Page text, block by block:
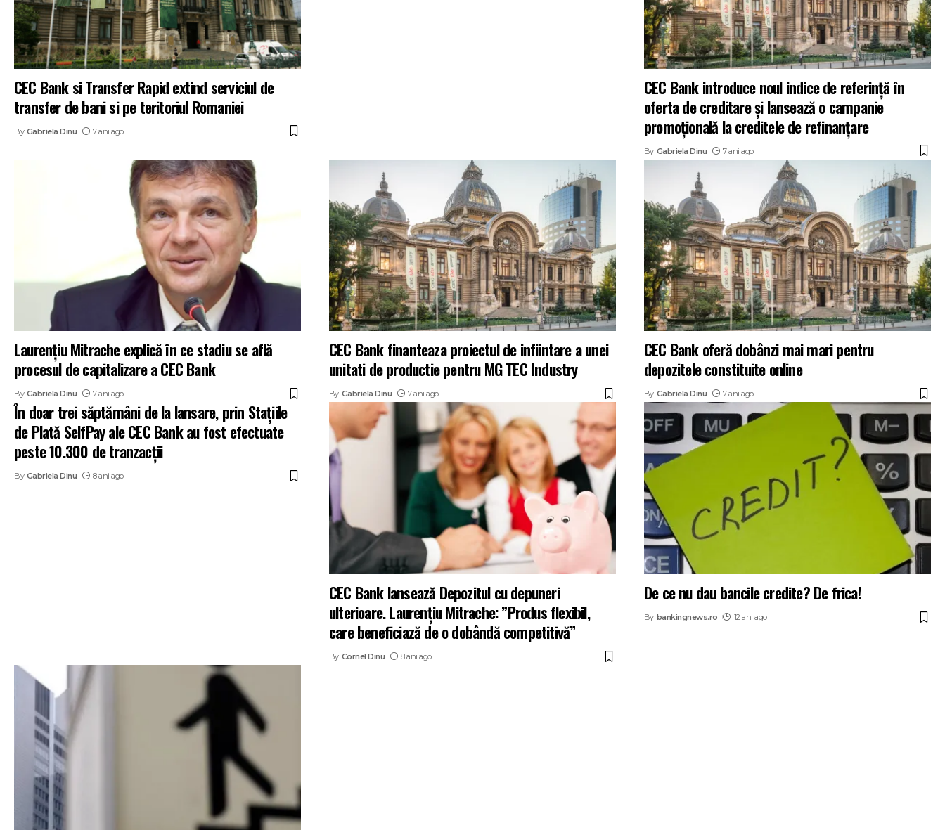
CEC Bank si Transfer Rapid extind serviciul de
transfer de bani si pe teritoriul Romaniei
By Gabriela Dinu 7 ani ago
CEC Bank introduce noul indice de referință în
oferta de creditare și lansează o campanie
promoțională la creditele de refinanțare
By Gabriela Dinu 7 ani ago
Laurențiu Mitrache explică în ce stadiu se află
procesul de capitalizare a CEC Bank
By Gabriela Dinu 7 ani ago
CEC Bank finanteaza proiectul de infiintare a unei
unitati de productie pentru MG TEC Industry
By Gabriela Dinu 7 ani ago
CEC Bank oferă dobânzi mai mari pentru
depozitele constituite online
By Gabriela Dinu 7 ani ago
În doar trei săptămâni de la lansare, prin Stațiile
de Plată SelfPay ale CEC Bank au fost efectuate
peste 10.300 de tranzacții
By Gabriela Dinu 8 ani ago
CEC Bank lansează Depozitul cu depuneri
ulterioare. Laurențiu Mitrache: ”Produs flexibil,
care beneficiază de o dobândă competitivă”
By Cornel Dinu 8 ani ago
De ce nu dau bancile credite? De frica!
By bankingnews.ro 12 ani ago